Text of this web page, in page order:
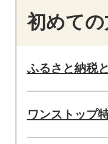
初めて
ふるさと納税
ワンストップ